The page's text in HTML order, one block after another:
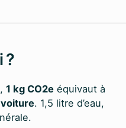
?
1 kg CO2eéquivaut à
. 1,5 litre d’eau,